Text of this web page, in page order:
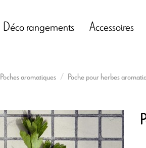
Déco rangements Accessoires
Poches aromatiques Poche pour herbes